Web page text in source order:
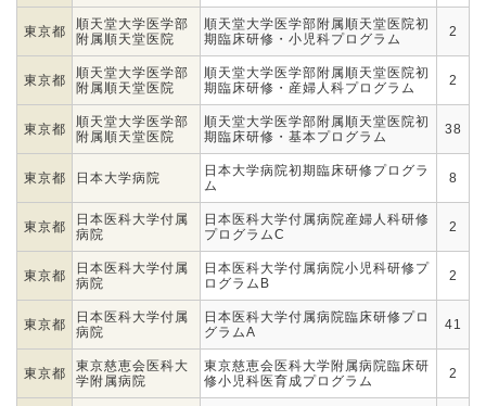
東京都
順天堂大学医学部
附属順天堂医院
順天堂大学医学部附属順天堂医院初
期臨床研修・小児科プログラム
2
東京都
順天堂大学医学部
附属順天堂医院
順天堂大学医学部附属順天堂医院初
期臨床研修・産婦人科プログラム
2
東京都
順天堂大学医学部
附属順天堂医院
順天堂大学医学部附属順天堂医院初
期臨床研修・基本プログラム
38
東京都 日本大学病院
日本大学病院初期臨床研修プログラ
ム
8
東京都
日本医科大学付属
病院
日本医科大学付属病院産婦人科研修
プログラムC
2
東京都
日本医科大学付属
病院
日本医科大学付属病院小児科研修プ
ログラムB
2
東京都
日本医科大学付属
病院
日本医科大学付属病院臨床研修プロ
グラムA
41
東京都
東京慈恵会医科大
学附属病院
東京慈恵会医科大学附属病院臨床研
修小児科医育成プログラム
2